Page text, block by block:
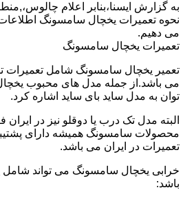
به گزارش ایسنا،بنابر اعلام
نحوه تعمیرات یخچال سامسونگ
می دهیم.
تعمیرات یخچال سامسونگ
تعمیر یخچال سامسونگ شامل تعمیرات
می باشد.از جمله مدل های محبوب
توان به مدل ساید بای ساید اشاره کرد.
البته مدل تک درب یا دوقلو نیز در ایران
محصولات سامسونگ همیشه دارای
تعمیرات در ایران می باشد.
خرابی یخچال سامسونگ می تواند شامل
باشد: